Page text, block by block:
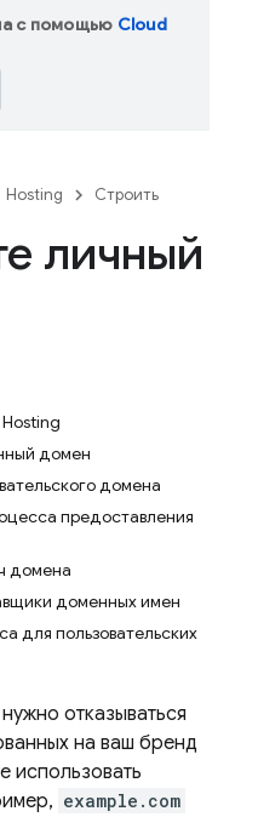
с помощью Cloud
Hosting Строить
личный
домен
домена
предоставления
домена
доменных имен
для пользовательских
отказываться
на ваш бренд
использовать
example.com